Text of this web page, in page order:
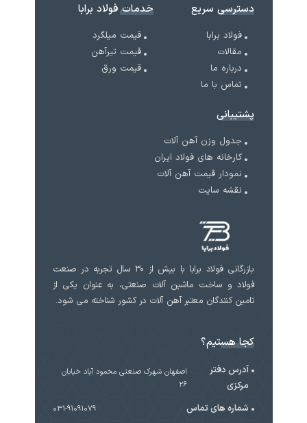
دسترسی سریع
فولاد برابا
مقالات
درباره ما
تماس با ما
خدمات فولاد برابا
قیمت میلگرد
قیمت تیرآهن
قیمت ورق
پشتیبانی
جدول وزن آهن آلات
کارخانه های فولاد ایران
نمودار قیمت آهن آلات
نقشه سایت
بازرگانی فولاد برابا با بیش از 30 سال تجربه در صنعت
فولاد و ساخت ماشین آلات صنعتی، به عنوان یکی از
تامین کنندگان معتبر آهن آلات در کشور شناخته می شود.
کجا هستیم؟
آدرس دفتر
مرکزی
اصفهان شهرک صنعتی محمود آباد خیابان
۲۶
شماره های تماس 031-91091079